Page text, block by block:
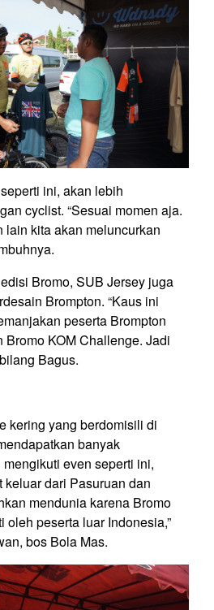
ini, akan lebih
cyclist. “Sesuai momen aja.
lain kita akan meluncurkan
Bromo, SUB Jersey juga
Brompton. “Kaus ini
peserta Brompton
KOM Challenge. Jadi
bilang Bagus.
kering yang berdomisili di
banyak
even seperti ini,
dari Pasuruan dan
mendunia karena Bromo
oleh peserta luar Indonesia,”
bos Bola Mas.